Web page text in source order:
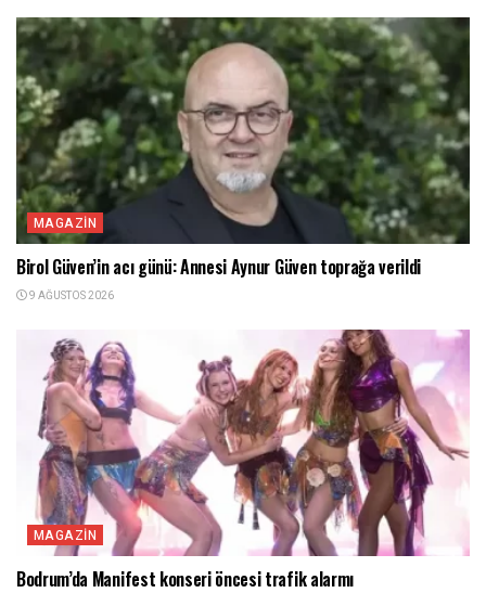
MAGAZIN
Birol Güven’in acı günü: Annesi Aynur Güven toprağa verildi
9 AĞUSTOS 2026
MAGAZIN
Bodrum’da Manifest konseri öncesi trafik alarmı